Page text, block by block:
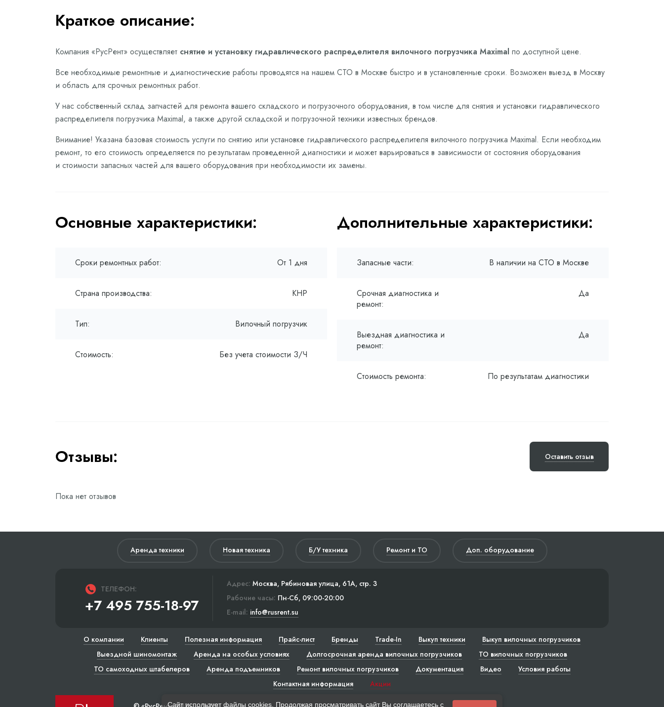
Краткое описание:
Компания «РусРент» осуществляет снятие и установку гидравлического распределителя вилочного погрузчика Maximal по доступной цене.
Все необходимые ремонтные и диагностические работы проводятся на нашем СТО в Москве быстро и в установленные сроки. Возможен выезд в Москву
и область для срочных ремонтных работ.
У нас собственный склад запчастей для ремонта вашего складского и погрузочного оборудования, в том числе для снятия и установки гидравлического
распределителя погрузчика Maximal, а также другой складской и погрузочной техники известных брендов.
Внимание! Указана базовая стоимость услуги по снятию или установке гидравлического распределителя вилочного погрузчика Maximal. Если необходим
ремонт, то его стоимость определяется по результатам проведенной диагностики и может варьироваться в зависимости от состояния оборудования
и стоимости запасных частей для вашего оборудования при необходимости их замены.
Основные характеристики:
Сроки ремонтных работ: От 1 дня
Страна производства: КНР
Тип: Вилочный погрузчик
Стоимость: Без учета стоимости З/Ч
Дополнительные характеристики:
Запасные части: В наличии на СТО в Москве
Срочная диагностика и
ремонт:
Да
Выездная диагностика и
ремонт:
Да
Стоимость ремонта: По результатам диагностики
Отзывы: Оставить отзыв
Пока нет отзывов
Аренда техники Новая техника Б/У техника Ремонт и ТО Доп. оборудование
ТЕЛЕФОН:
+7 495 755-18-97
Адрес: Москва, Рябиновая улица, 61А, стр. 3
Рабочие часы: Пн-Сб, 09:00-20:00
E-mail: info@rusrent.su
О компании Клиенты Полезная информация Прайс-лист Бренды Trade-In Выкуп техники
Выкуп вилочных погрузчиков
Выездной шиномонтаж
Аренда на особых условиях Долгосрочная аренда вилочных погрузчиков
ТО вилочных погрузчиков
ТО самоходных штабелеров
Аренда подъемников Ремонт вилочных погрузчиков Документация Видео
Условия работы
Контактная информация
Акции
Сайт использует файлы cookies. Продолжая просматривать сайт Вы соглашаетесь с